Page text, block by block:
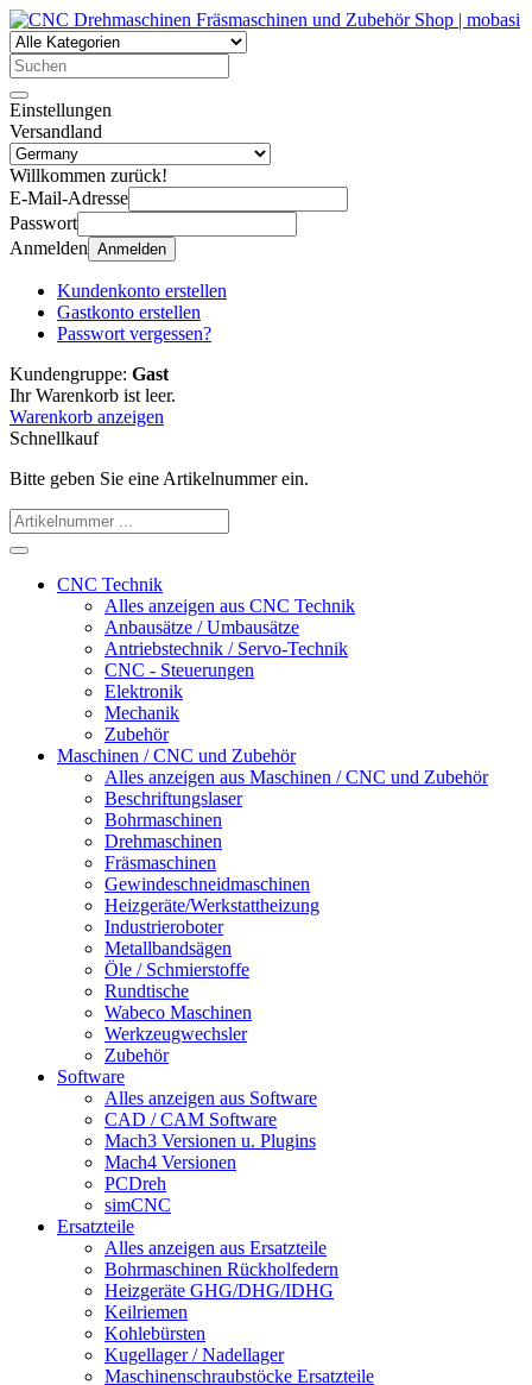
Einstellungen
Versandland
Willkommen zurück!
E-Mail-Adresse
Passwort
Anmelden Anmelden
Kundenkonto erstellen
Gastkonto erstellen
Passwort vergessen?
Kundengruppe: Gast
Ihr Warenkorb ist leer.
Warenkorb anzeigen
Schnellkauf
Bitte geben Sie eine Artikelnummer ein.
CNC Technik
Alles anzeigen aus CNC Technik
Anbausätze / Umbausätze
Antriebstechnik / Servo-Technik
CNC - Steuerungen
Elektronik
Mechanik
Zubehör
Maschinen / CNC und Zubehör
Alles anzeigen aus Maschinen / CNC und Zubehör
Beschriftungslaser
Bohrmaschinen
Drehmaschinen
Fräsmaschinen
Gewindeschneidmaschinen
Heizgeräte/Werkstattheizung
Industrieroboter
Metallbandsägen
Öle / Schmierstoffe
Rundtische
Wabeco Maschinen
Werkzeugwechsler
Zubehör
Software
Alles anzeigen aus Software
CAD / CAM Software
Mach3 Versionen u. Plugins
Mach4 Versionen
PCDreh
simCNC
Ersatzteile
Alles anzeigen aus Ersatzteile
Bohrmaschinen Rückholfedern
Heizgeräte GHG/DHG/IDHG
Keilriemen
Kohlebürsten
Kugellager / Nadellager
Maschinenschraubstöcke Ersatzteile